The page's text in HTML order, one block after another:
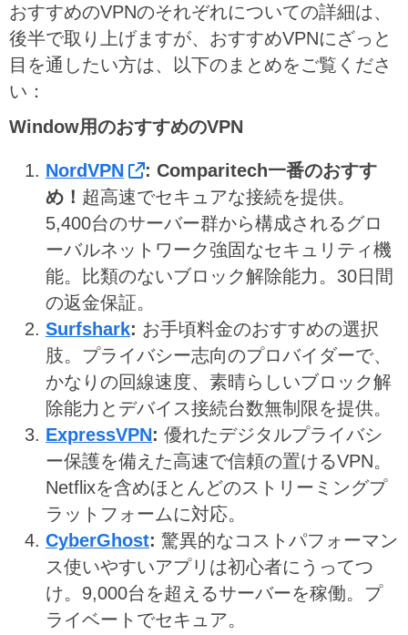
おすすめのVPNのそれぞれについての詳細は、
後半で取り上げますが、おすすめVPNにざっと
目を通したい方は、以下のまとめをご覧くださ
い：
Window用のおすすめのVPN
NordVPN : Comparitech一番のおすす
め！ 超高速でセキュアな接続を提供。
5,400台のサーバー群から構成されるグロ
ーバルネットワーク強固なセキュリティ機
能。比類のないブロック解除能力。30日間
の返金保証。
Surfshark: お手頃料金のおすすめの選択
肢。プライバシー志向のプロバイダーで、
かなりの回線速度、素晴らしいブロック解
除能力とデバイス接続台数無制限を提供。
ExpressVPN: 優れたデジタルプライバシ
ー保護を備えた高速で信頼の置けるVPN。
Netflixを含めほとんどのストリーミングプ
ラットフォームに対応。
CyberGhost: 驚異的なコストパフォーマン
ス使いやすいアプリは初心者にうってつ
け。9,000台を超えるサーバーを稼働。プ
ライベートでセキュア。